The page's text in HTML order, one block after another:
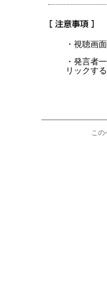
・視聴画
・発言者
リックす
こ